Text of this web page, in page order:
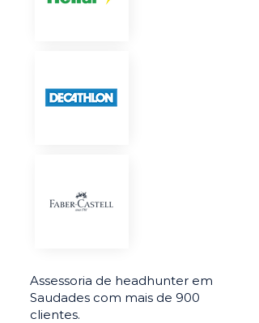
Assessoria de headhunter em
Saudades com mais de 900
clientes.